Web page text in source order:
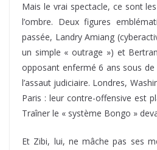
Mais le vrai spectacle, ce sont
l’ombre. Deux figures
passée, Landry Amiang
un simple « outrage ») et
opposant enfermé 6 ans sous
l’assaut judiciaire. Londres,
Paris : leur contre-offensive est
Traîner le « système Bongo »
Et Zibi, lui, ne mâche pas ses